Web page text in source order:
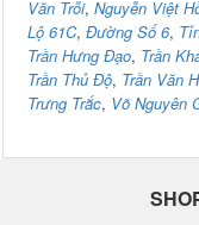
Văn Trỗi, Nguyễn Việt
Lộ 61C, Đường Số 6,
Trần Hưng Đạo, Trần
Trần Thủ Độ, Trần Văn
Trưng Trắc, Võ Nguyên